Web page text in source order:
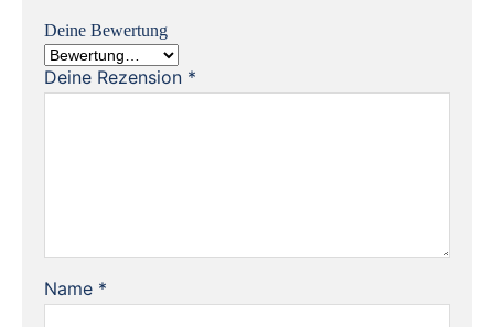
Deine Bewertung
Deine Rezension *
Name *